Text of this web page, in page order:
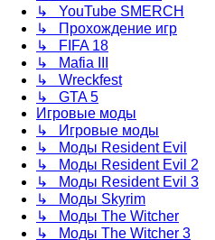
↳ YouTube SMERCH
↳ Прохождение игр
↳ FIFA 18
↳ Mafia III
↳ Wreckfest
↳ GTA 5
Игровые моды
↳ Игровые моды
↳ Моды Resident Evil
↳ Моды Resident Evil 2
↳ Моды Resident Evil 3
↳ Моды Skyrim
↳ Моды The Witcher
↳ Моды The Witcher 3